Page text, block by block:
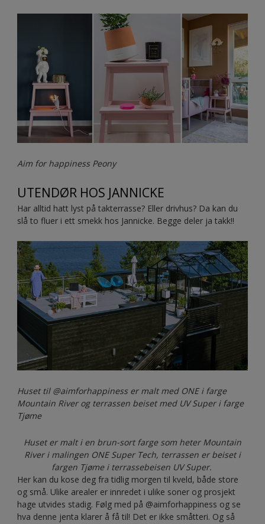
Aim for happiness Peony
UTENDØR HOS JANNICKE
Har alltid hatt lyst på takterrasse? Eller drivhus? Da kan du
slå to fluer i ett smekk hos Jannicke. Begge deler ja takk!!
Huset til @aimforhappiness er malt med ONE i farge
Mountain River og terrassen beiset med UV Super i farge
Tjøme
Huset er malt i en brun-sort farge som heter Mountain
River i malingen ONE Super Tech, terrassen er beiset i
fargen Tjøme i terrassebeisen UV Super.
Her kan du kose deg fra tidlig morgen til kveld, både store
og små. Ulike arealer er innredet i ulike soner og prosjekt
hage utvides stadig. Følg med på @aimforhappiness og se
hva denne jenta klarer å få til! Det er ikke småtteri. Og så